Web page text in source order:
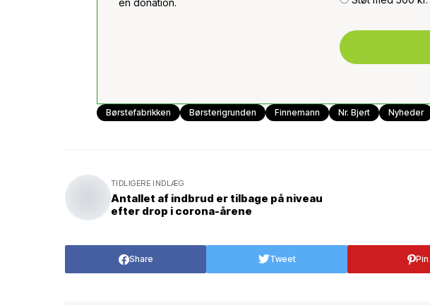
en donation.
Børstefabrikken Børsterigrunden Finnemann Nr. Bjert Nyheder
TIDLIGERE INDLÆG
Antallet af indbrud er tilbage på niveau
efter drop i corona-årene
Share Tweet Pin